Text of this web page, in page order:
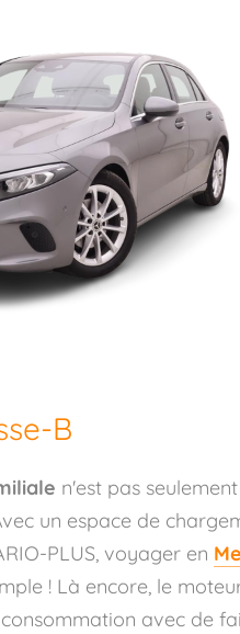
B
n'est pas
un espace de
PLUS, voyager en
! Là encore, le
avec de